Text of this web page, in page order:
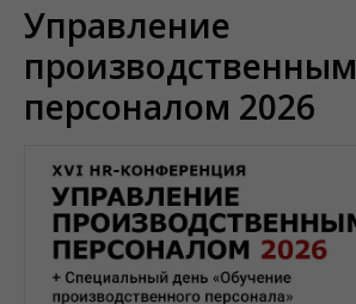
Управление
производственным
персоналом 2026